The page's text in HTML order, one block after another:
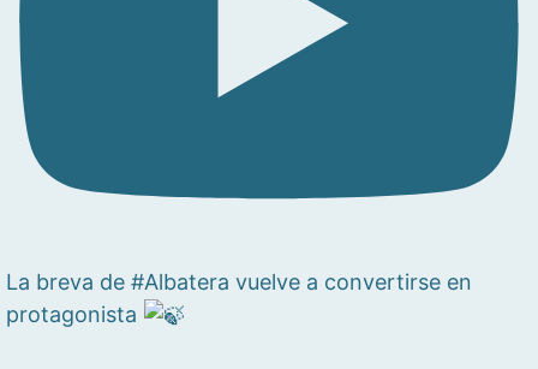
La breva de #Albatera vuelve a convertirse en
protagonista